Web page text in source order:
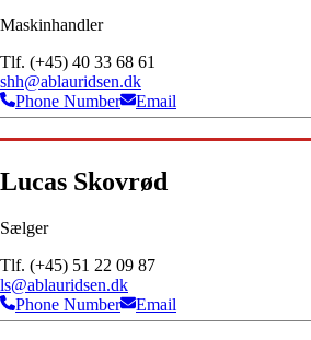
Maskinhandler
Tlf. (+45) 40 33 68 61
shh@ablauridsen.dk
Phone Number
Email
Lucas Skovrød
Sælger
Tlf. (+45) 51 22 09 87
ls@ablauridsen.dk
Phone Number
Email